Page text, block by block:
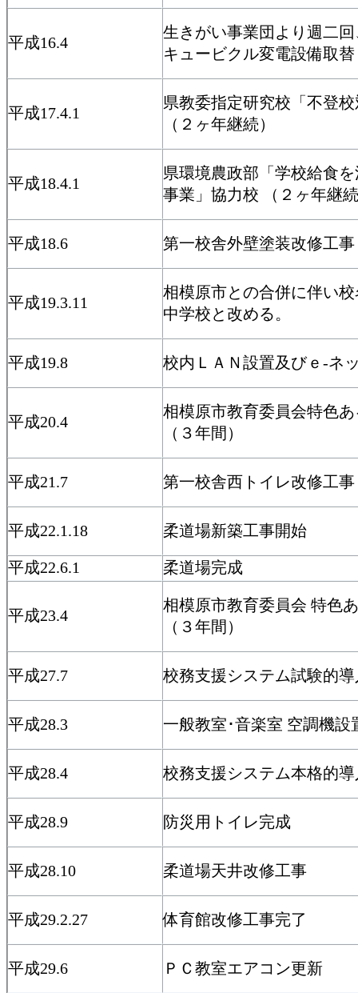
平成16.4
生きがい事業団より週二
キュービクル変電設備取替
平成17.4.1
県教委指定研究校「不登
（２ヶ年継続）
平成18.4.1
県環境農政部「学校給食
事業」協力校 （２ヶ年継
平成18.6 第一校舎外壁塗装改修工事
平成19.3.11
相模原市との合併に伴い
中学校と改める。
平成19.8 校内ＬＡＮ設置及びｅ-ネ
平成20.4
相模原市教育委員会特色
（３年間）
平成21.7 第一校舎西トイレ改修工事
平成22.1.18 柔道場新築工事開始
平成22.6.1 柔道場完成
平成23.4
相模原市教育委員会 特色
（３年間）
平成27.7 校務支援システム試験的導
平成28.3 一般教室･音楽室 空調機設
平成28.4 校務支援システム本格的導
平成28.9 防災用トイレ完成
平成28.10 柔道場天井改修工事
平成29.2.27 体育館改修工事完了
平成29.6 ＰＣ教室エアコン更新